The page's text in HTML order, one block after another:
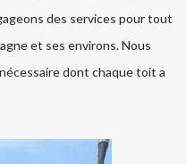
des services pour tout
et ses environs. Nous
dont chaque toit a